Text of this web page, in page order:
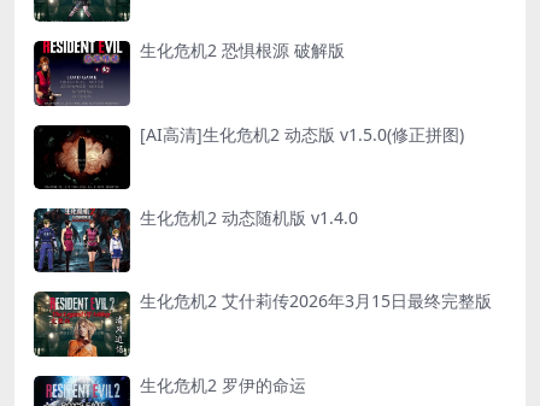
生化危机2 恐惧根源 破解版
[AI高清]生化危机2 动态版 v1.5.0(修正拼图)
生化危机2 动态随机版 v1.4.0
生化危机2 艾什莉传2026年3月15日最终完整版
生化危机2 罗伊的命运